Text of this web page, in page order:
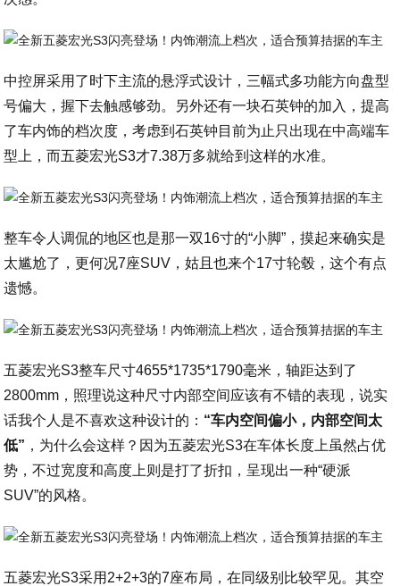
中控屏采用了时下主流的悬浮式设计，三幅式多功能方向盘型
号偏大，握下去触感够劲。另外还有一块石英钟的加入，提高
了车内饰的档次度，考虑到石英钟目前为止只出现在中高端车
型上，而五菱宏光S3才7.38万多就给到这样的水准。
整车令人调侃的地区也是那一双16寸的“小脚”，摸起来确实是
太尴尬了，更何况7座SUV，姑且也来个17寸轮毂，这个有点
遗憾。
五菱宏光S3整车尺寸4655*1735*1790毫米，轴距达到了
2800mm，照理说这种尺寸内部空间应该有不错的表现，说实
话我个人是不喜欢这种设计的： “车内空间偏小，内部空间太
低” ，为什么会这样？因为五菱宏光S3在车体长度上虽然占优
势，不过宽度和高度上则是打了折扣，呈现出一种“硬派
SUV”的风格。
五菱宏光S3采用2+2+3的7座布局，在同级别比较罕见。其空